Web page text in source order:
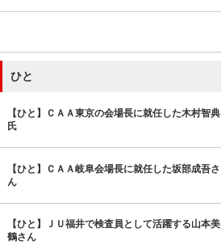
ひと
【ひと】ＣＡＡ東京の会場長に就任した木村智典
氏
【ひと】ＣＡＡ岐阜会場長に就任した坂部成吾さ
ん
【ひと】ＪＵ福井で検査員として活躍する山本美
鶴さん